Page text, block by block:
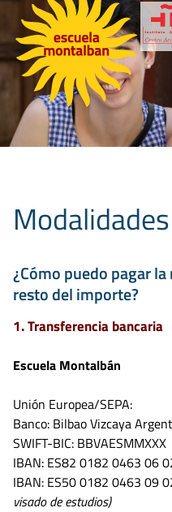
¿Cómo puedo pagar
resto del importe?
1. Transferencia bancaria
Escuela Montalbán
Unión Europea/SEPA:
Banco: Bilbao Vizcaya
SWIFT-BIC: BBVAESMMXXX
IBAN: ES82 0182 0463 06
IBAN: ES50 0182 0463 09
visado de estudios)